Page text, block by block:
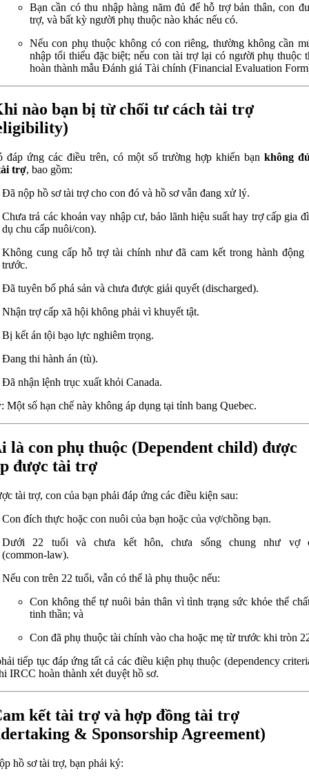
Bạn cần có thu nhập hàng năm đủ để hỗ trợ bản thân, con
trợ, và bất kỳ người phụ thuộc nào khác nếu có.
Nếu con phụ thuộc không có con riêng, thường không cần
nhập tối thiểu đặc biệt; nếu con tài trợ lại có người phụ thuộc
hoàn thành mẫu Đánh giá Tài chính (Financial Evaluation
nào bạn bị từ chối tư cách tài trợ
đáp ứng các điều trên, có một số trường hợp khiến bạn không
trợ, bao gồm:
Đã nộp hồ sơ tài trợ cho con đó và hồ sơ vẫn đang xử lý.
Chưa trả các khoản vay nhập cư, bảo lãnh hiệu suất hay trợ cấp gia
dụ chu cấp nuôi/con).
Không cung cấp hỗ trợ tài chính như đã cam kết trong hành động
trước.
Đã tuyên bố phá sản và chưa được giải quyết (discharged).
Nhận trợ cấp xã hội không phải vì khuyết tật.
Bị kết án tội bạo lực nghiêm trọng.
Đang thi hành án (tù).
Đã nhận lệnh trục xuất khỏi Canada.
Một số hạn chế này không áp dụng tại tỉnh bang Quebec.
là con phụ thuộc (Dependent child) được
được tài trợ
tài trợ, con của bạn phải đáp ứng các điều kiện sau:
Con đích thực hoặc con nuôi của bạn hoặc của vợ/chồng bạn.
Dưới 22 tuổi và chưa kết hôn, chưa sống chung như vợ
(common‑law).
Nếu con trên 22 tuổi, vẫn có thể là phụ thuộc nếu:
Con không thể tự nuôi bản thân vì tình trạng sức khỏe thể
tinh thần; và
Con đã phụ thuộc tài chính vào cha hoặc mẹ từ trước khi tròn
tiếp tục đáp ứng tất cả các điều kiện phụ thuộc (dependency
IRCC hoàn thành xét duyệt hồ sơ.
kết tài trợ và hợp đồng tài trợ
& Sponsorship Agreement)
hồ sơ tài trợ, bạn phải ký: